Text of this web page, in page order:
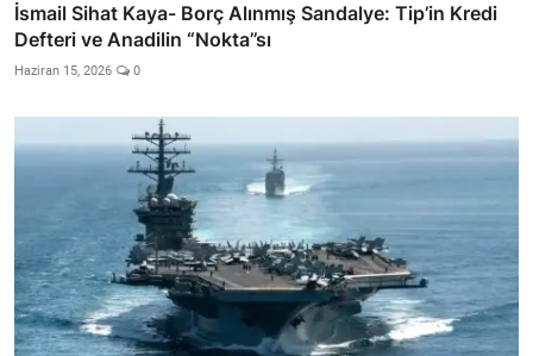
İsmail Sihat Kaya- Borç Alınmış Sandalye: Tip’in Kredi
Defteri ve Anadilin “Nokta’’sı
Haziran 15, 2026 0